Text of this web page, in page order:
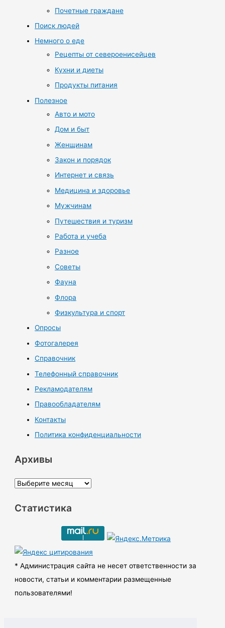
Почетные граждане
Поиск людей
Немного о еде
Рецепты от североенисейцев
Кухни и диеты
Продукты питания
Полезное
Авто и мото
Дом и быт
Женщинам
Закон и порядок
Интернет и связь
Медицина и здоровье
Мужчинам
Путешествия и туризм
Работа и учеба
Разное
Советы
Фауна
Флора
Физкультура и спорт
Опросы
Фотогалерея
Справочник
Телефонный справочник
Рекламодателям
Правообладателям
Контакты
Политика конфиденциальности
Архивы
А
х
ы
Статистика
* Администрация сайта не несет ответственности за
новости, статьи и комментарии размещенные
пользователями!